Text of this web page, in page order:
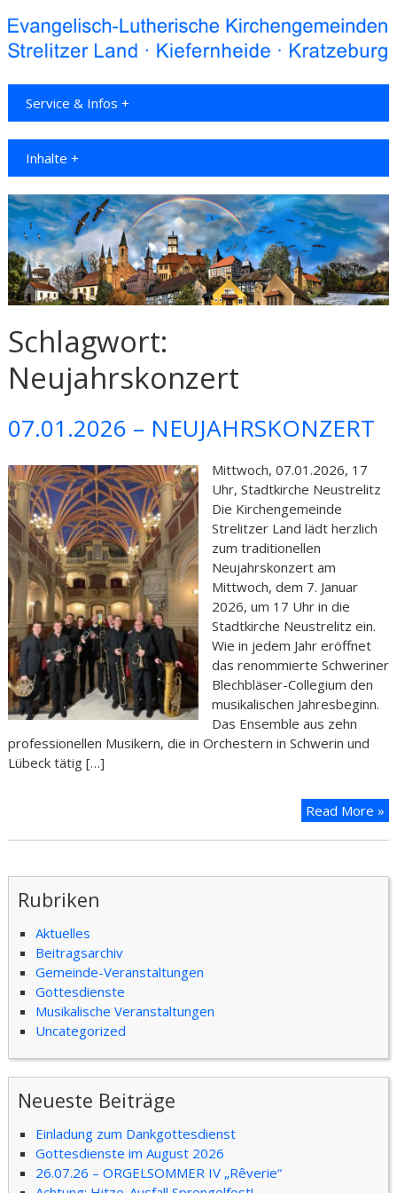
Service & Infos +
Inhalte +
Schlagwort:
Neujahrskonzert
07.01.2026 – NEUJAHRSKONZERT
Mittwoch, 07.01.2026, 17
Uhr, Stadtkirche Neustrelitz
Die Kirchengemeinde
Strelitzer Land lädt herzlich
zum traditionellen
Neujahrskonzert am
Mittwoch, dem 7. Januar
2026, um 17 Uhr in die
Stadtkirche Neustrelitz ein.
Wie in jedem Jahr eröffnet
das renommierte Schweriner
Blechbläser-Collegium den
musikalischen Jahresbeginn.
Das Ensemble aus zehn
professionellen Musikern, die in Orchestern in Schwerin und
Lübeck tätig […]
Read More »
Rubriken
Aktuelles
Beitragsarchiv
Gemeinde-Veranstaltungen
Gottesdienste
Musikalische Veranstaltungen
Uncategorized
Neueste Beiträge
Einladung zum Dankgottesdienst
Gottesdienste im August 2026
26.07.26 – ORGELSOMMER IV „Rêverie“